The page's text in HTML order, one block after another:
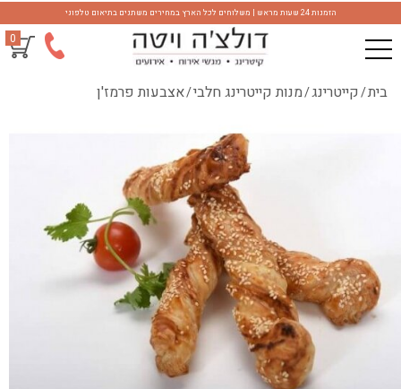
הזמנות 24 שעות מראש | משלוחים לכל הארץ במחירים משתנים בתיאום טלפוני
0
בית/קייטרינג/מנות קייטרינג חלבי/אצבעות פרמז'ן